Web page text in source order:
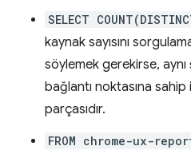
SELECT
kaynak sayısını
söylemek gerekirse,
bağlantı noktasına sahip
parçasıdır.
FROM chrome-ux-